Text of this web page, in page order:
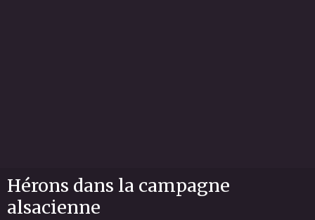
Hérons dans la campagne
alsacienne